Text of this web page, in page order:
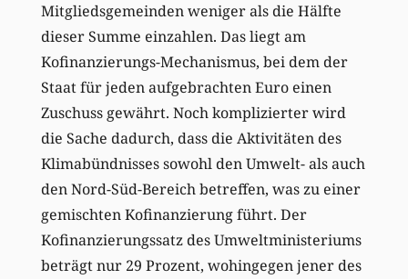
Mitgliedsgemeinden weniger als die Hälfte
dieser Summe einzahlen. Das liegt am
Kofinanzierungs-Mechanismus, bei dem der
Staat für jeden aufgebrachten Euro einen
Zuschuss gewährt. Noch komplizierter wird
die Sache dadurch, dass die Aktivitäten des
Klimabündnisses sowohl den Umwelt- als auch
den Nord-Süd-Bereich betreffen, was zu einer
gemischten Kofinanzierung führt. Der
Kofinanzierungssatz des Umweltministeriums
beträgt nur 29 Prozent, wohingegen jener des